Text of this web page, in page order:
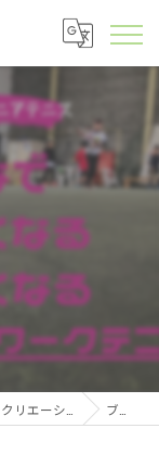
ブログ